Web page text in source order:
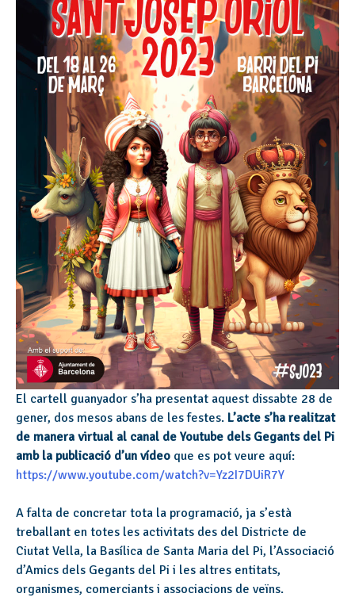
El cartell guanyador s’ha presentat aquest dissabte 28 de
gener, dos mesos abans de les festes. L’acte s’ha realitzat
de manera virtual al canal de Youtube dels Gegants del Pi
amb la publicació d’un vídeo que es pot veure aquí:
https://www.youtube.com/watch?v=Yz2I7DUiR7Y
A falta de concretar tota la programació, ja s’està
treballant en totes les activitats des del Districte de
Ciutat Vella, la Basílica de Santa Maria del Pi, l’Associació
d’Amics dels Gegants del Pi i les altres entitats,
organismes, comerciants i associacions de veïns.